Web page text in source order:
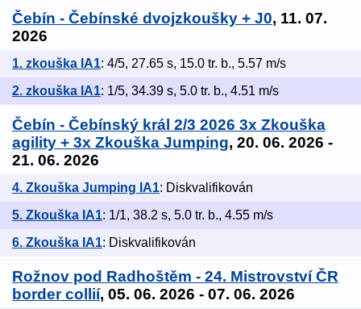
Čebín - Čebínské dvojzkoušky + J0, 11. 07.
2026
1. zkouška IA1: 4/5, 27.65 s, 15.0 tr. b., 5.57 m/s
2. zkouška IA1: 1/5, 34.39 s, 5.0 tr. b., 4.51 m/s
Čebín - Čebínský král 2/3 2026 3x Zkouška
agility + 3x Zkouška Jumping, 20. 06. 2026 -
21. 06. 2026
4. Zkouška Jumping IA1: Diskvalifikován
5. Zkouška IA1: 1/1, 38.2 s, 5.0 tr. b., 4.55 m/s
6. Zkouška IA1: Diskvalifikován
Rožnov pod Radhoštěm - 24. Mistrovství ČR
border collií, 05. 06. 2026 - 07. 06. 2026